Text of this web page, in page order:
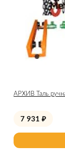
АРХИВ Таль
7 931 ₽